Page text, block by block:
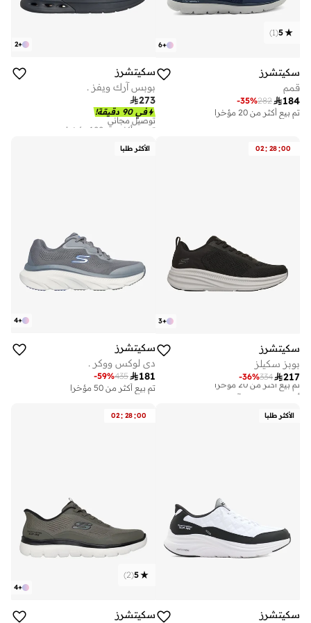
+
6
5
(
1
)
سكيتشرز
قمم
184
282
-35%
تم بيع أكثر من 20 مؤخرا
+
2
سكيتشرز
بوبس آرك ويفز .
273
في 90 دقيقة!
توصيل مجاني
تم بيع أكثر من 100 مؤخرا
تم بيع أكثر من 100 مؤخرا
02: 28:00
+
3
سكيتشرز
بوبز سكيلز
217
334
-36%
أفضل سعر خلال آخر 30 يوم
توصيل مجاني
أفضل سعر خلال آخر 30 يوم
الأكثر طلبا
+
4
سكيتشرز
دي لوكس ووكر .
181
435
-59%
تم بيع أكثر من 50 مؤخرا
الأكثر طلبا
سكيتشرز
02: 28:00
+
4
5
(
2
)
سكيتشرز